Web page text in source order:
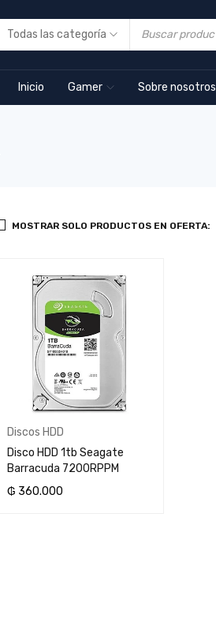
Inicio Gamer Sobre nosotros
MOSTRAR SOLO PRODUCTOS EN OFERTA:
Discos HDD
Disco HDD 1tb Seagate
Barracuda 7200RPPM
₲ 360.000